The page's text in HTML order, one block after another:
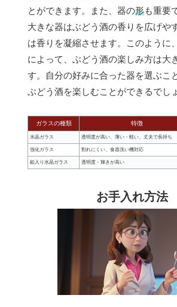
とができます。また、器の形も重要
大きな器はぶどう酒の香りを広げや
は香りを凝縮させます。このように
によって、ぶどう酒の楽しみ方は大
す。自分の好みに合った器を選ぶこ
ぶどう酒を楽しむことができるでし
ガラスの種類 特徴
水晶ガラス 透明度が高い、薄い・軽い、丈夫で長持ち
強化ガラス 割れにくい、食器洗い機対応
鉛入り水晶ガラス 透明度・輝きが高い
お手入れ方法